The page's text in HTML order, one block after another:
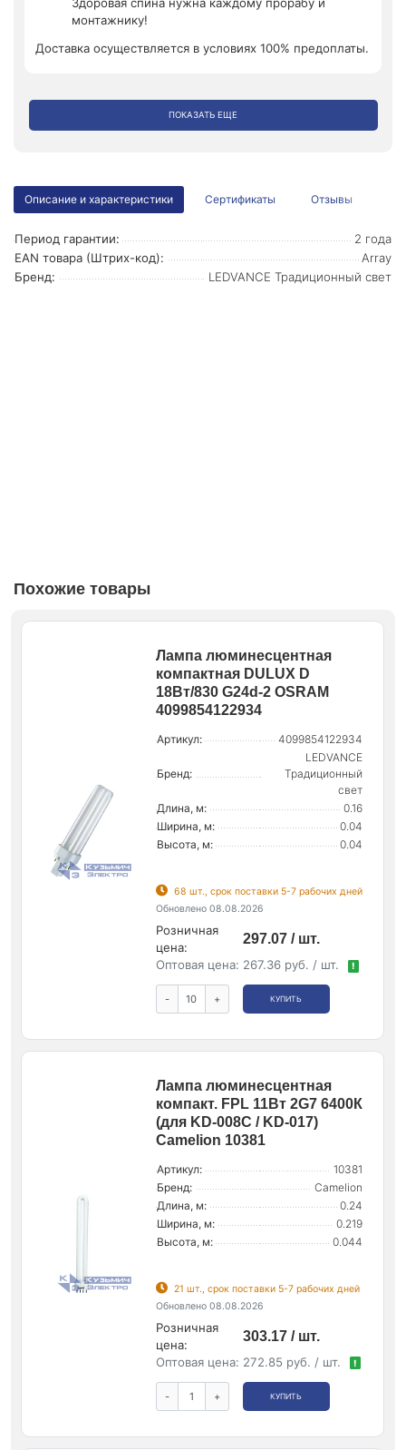
монтажнику!
Доставка осуществляется в условиях 100% предоплаты.
ПОКАЗАТЬ ЕЩЕ
Описание и характеристики Сертификаты Отзывы
Период гарантии:
2 года
EAN товара (Штрих-код):
Array
Бренд:
LEDVANCE Традиционный свет
Похожие товары
Лампа люминесцентная
компактная DULUX D
18Вт/830 G24d-2 OSRAM
4099854122934
Артикул: 4099854122934
Бренд:
LEDVANCE
Традиционный
свет
Длина, м:
0.16
Ширина, м:
0.04
Высота, м:
0.04
68 шт., срок поставки 5-7 рабочих дней
Обновлено 08.08.2026
Розничная
цена:
297.07 / шт.
Оптовая цена: 267.36 руб. / шт. !
- + КУПИТЬ
Лампа люминесцентная
компакт. FPL 11Вт 2G7 6400К
(для KD-008C / KD-017)
Camelion 10381
Артикул:
10381
Бренд:
Camelion
Длина, м:
0.24
Ширина, м:
0.219
Высота, м:
0.044
21 шт., срок поставки 5-7 рабочих дней
Обновлено 08.08.2026
Розничная
цена:
303.17 / шт.
Оптовая цена: 272.85 руб. / шт. !
- + КУПИТЬ